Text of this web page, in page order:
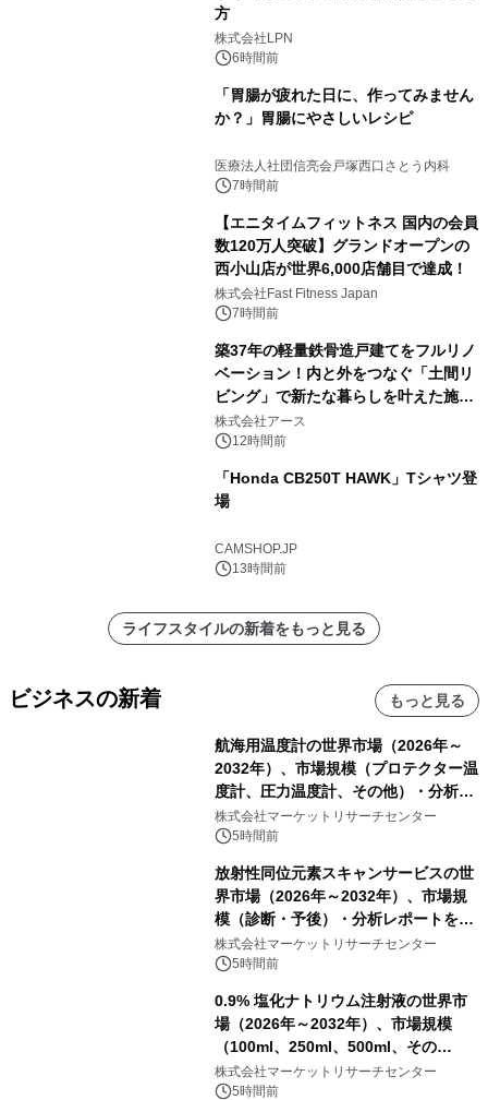
方
株式会社LPN
6時間前
「胃腸が疲れた日に、作ってみません
か？」胃腸にやさしいレシピ
医療法人社団信亮会戸塚西口さとう内科
7時間前
【エニタイムフィットネス 国内の会員
数120万人突破】グランドオープンの
西小山店が世界6,000店舗目で達成！
株式会社Fast Fitness Japan
7時間前
築37年の軽量鉄骨造戸建てをフルリノ
ベーション！内と外をつなぐ「土間リ
ビング」で新たな暮らしを叶えた施工
事例を株式会社アースが公開
株式会社アース
12時間前
「Honda CB250T HAWK」Tシャツ登
場
CAMSHOP.JP
13時間前
ライフスタイルの新着をもっと見る
ビジネスの新着 もっと見る
航海用温度計の世界市場（2026年～
2032年）、市場規模（プロテクター温
度計、圧力温度計、その他）・分析レ
ポートを発表
株式会社マーケットリサーチセンター
5時間前
放射性同位元素スキャンサービスの世
界市場（2026年～2032年）、市場規
模（診断・予後）・分析レポートを発
表
株式会社マーケットリサーチセンター
5時間前
0.9% 塩化ナトリウム注射液の世界市
場（2026年～2032年）、市場規模
（100ml、250ml、500ml、その
他）・分析レポートを発表
株式会社マーケットリサーチセンター
5時間前